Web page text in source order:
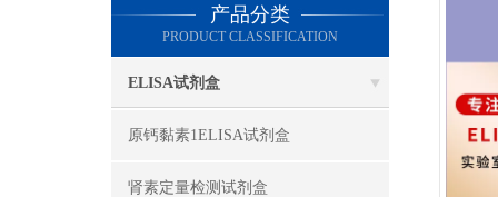
产品分类
PRODUCT CLASSIFICATION
ELISA试剂盒
原钙黏素1ELISA试剂盒
肾素定量检测试剂盒